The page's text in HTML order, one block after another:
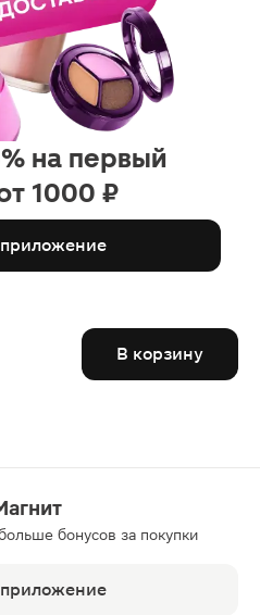
на первый
1000 ₽
В корзину
бонусов за покупки